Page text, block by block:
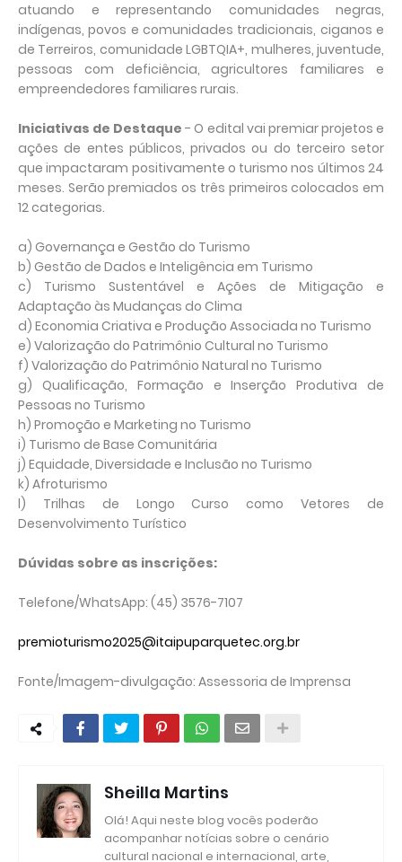
atuando e representando comunidades negras,
indígenas, povos e comunidades tradicionais, ciganos e
de Terreiros, comunidade LGBTQIA+, mulheres, juventude,
pessoas com deficiência, agricultores familiares e
empreendedores familiares rurais.
Iniciativas de Destaque - O edital vai premiar projetos e
ações de entes públicos, privados ou do terceiro setor
que impactaram positivamente o turismo nos últimos 24
meses. Serão premiados os três primeiros colocados em
12 categorias.
a) Governança e Gestão do Turismo
b) Gestão de Dados e Inteligência em Turismo
c) Turismo Sustentável e Ações de Mitigação e
Adaptação às Mudanças do Clima
d) Economia Criativa e Produção Associada no Turismo
e) Valorização do Patrimônio Cultural no Turismo
f) Valorização do Patrimônio Natural no Turismo
g) Qualificação, Formação e Inserção Produtiva de
Pessoas no Turismo
h) Promoção e Marketing no Turismo
i) Turismo de Base Comunitária
j) Equidade, Diversidade e Inclusão no Turismo
k) Afroturismo
l) Trilhas de Longo Curso como Vetores de
Desenvolvimento Turístico
Dúvidas sobre as inscrições:
Telefone/WhatsApp: (45) 3576-7107
premioturismo2025@itaipuparquetec.org.br
Fonte/Imagem-divulgação: Assessoria de Imprensa
Sheilla Martins
Olá! Aqui neste blog vocês poderão
acompanhar notícias sobre o cenário
cultural nacional e internacional, arte,